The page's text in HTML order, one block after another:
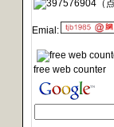
Emial:
free web counter